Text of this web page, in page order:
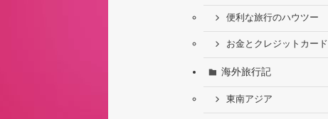
便利な旅行のハウツー
お金とクレジットカード
海外旅行記
東南アジア